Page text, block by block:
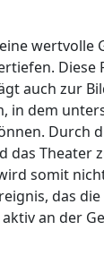
wertvolle
auch zur
in dem
Durch
Theater
somit
das
an der